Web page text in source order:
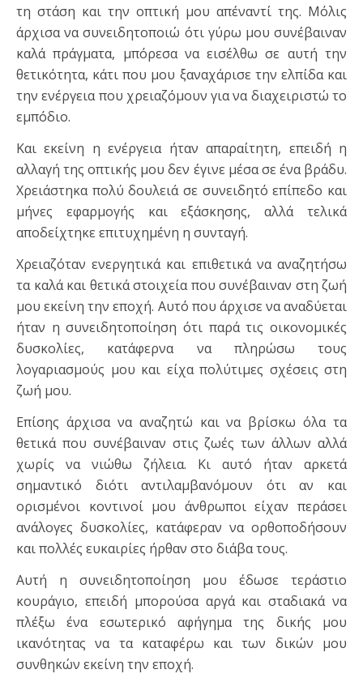
τη στάση και την οπτική μου απέναντί της. Μόλις
άρχισα να συνειδητοποιώ ότι γύρω μου συνέβαιναν
καλά πράγματα, μπόρεσα να εισέλθω σε αυτή την
θετικότητα, κάτι που μου ξαναχάρισε την ελπίδα και
την ενέργεια που χρειαζόμουν για να διαχειριστώ το
εμπόδιο.
Και εκείνη η ενέργεια ήταν απαραίτητη, επειδή η
αλλαγή της οπτικής μου δεν έγινε μέσα σε ένα βράδυ.
Χρειάστηκα πολύ δουλειά σε συνειδητό επίπεδο και
μήνες εφαρμογής και εξάσκησης, αλλά τελικά
αποδείχτηκε επιτυχημένη η συνταγή.
Χρειαζόταν ενεργητικά και επιθετικά να αναζητήσω
τα καλά και θετικά στοιχεία που συνέβαιναν στη ζωή
μου εκείνη την εποχή. Αυτό που άρχισε να αναδύεται
ήταν η συνειδητοποίηση ότι παρά τις οικονομικές
δυσκολίες, κατάφερνα να πληρώσω τους
λογαριασμούς μου και είχα πολύτιμες σχέσεις στη
ζωή μου.
Επίσης άρχισα να αναζητώ και να βρίσκω όλα τα
θετικά που συνέβαιναν στις ζωές των άλλων αλλά
χωρίς να νιώθω ζήλεια. Κι αυτό ήταν αρκετά
σημαντικό διότι αντιλαμβανόμουν ότι αν και
ορισμένοι κοντινοί μου άνθρωποι είχαν περάσει
ανάλογες δυσκολίες, κατάφεραν να ορθοποδήσουν
και πολλές ευκαιρίες ήρθαν στο διάβα τους.
Αυτή η συνειδητοποίηση μου έδωσε τεράστιο
κουράγιο, επειδή μπορούσα αργά και σταδιακά να
πλέξω ένα εσωτερικό αφήγημα της δικής μου
ικανότητας να τα καταφέρω και των δικών μου
συνθηκών εκείνη την εποχή.